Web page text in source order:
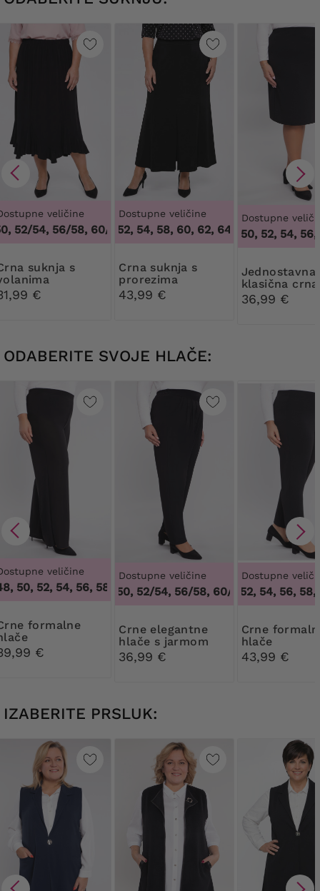
veličine
54, 56/58, 60/62 ,48/50, 52/54, 56/58, 60/62
s
€
Dostupne veličine
50, 52, 54, 58, 60, 62, 64,50, 52, 54, 58,
Crna suknja s
prorezima
43,99 €
Dostupne
46, 50, 52, 54, 56,
Jednostavna
klasična crna
suknja
36,99 €
ODABERITE SVOJE HLAČE:
veličine
50, 52, 54, 56, 58, 60, 62, 64, 46, 48, 50, 52, 54, 56, 58,
€
Dostupne veličine
48/50, 52/54, 56/58, 60/62 ,48/50, 52/
Crne elegantne
hlače s jarmom
36,99 €
Dostupne
50, 52, 54, 56, 58,
Crne formalne
hlače
43,99 €
IZABERITE PRSLUK: